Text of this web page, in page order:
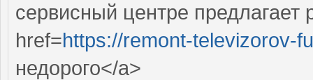
сервисный центре предлагает
href=https://remont-televizorov-
недорого</a>